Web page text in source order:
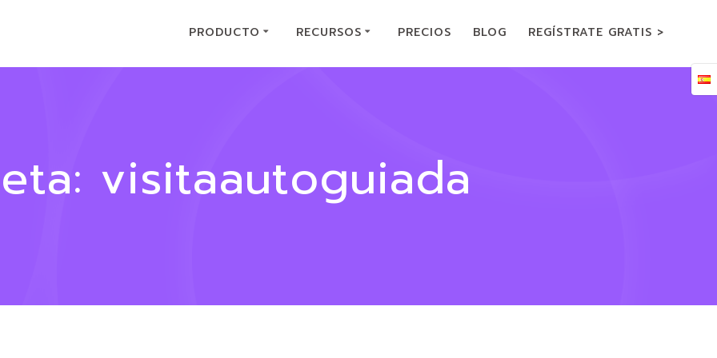
PRODUCTO RECURSOS PRECIOS BLOG REGÍSTRATE GRATIS >
visitaautoguiada